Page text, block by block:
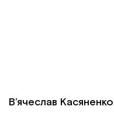
В’ячеслав Касяненко